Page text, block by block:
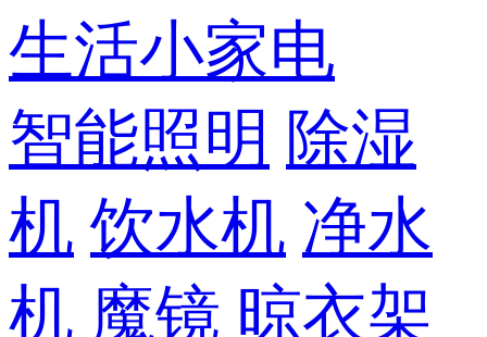
生活小家电
智能照明 除湿
机 饮水机 净水
机 魔镜 晾衣架